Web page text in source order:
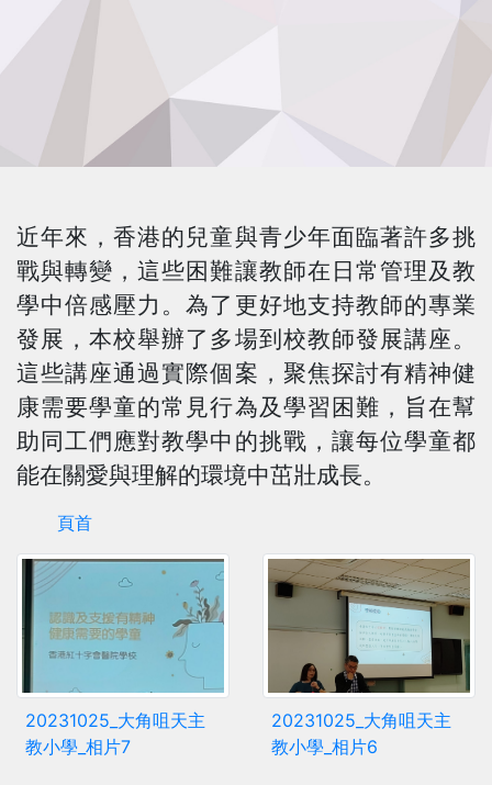
近年來，香港的兒童與青少年面臨著許多挑
戰與轉變，這些困難讓教師在日常管理及教
學中倍感壓力。為了更好地支持教師的專業
發展，本校舉辦了多場到校教師發展講座。
這些講座通過實際個案，聚焦探討有精神健
康需要學童的常見行為及學習困難，旨在幫
助同工們應對教學中的挑戰，讓每位學童都
能在關愛與理解的環境中茁壯成長。
頁首
20231025_大角咀天主
教小學_相片7
20231025_大角咀天主
教小學_相片6